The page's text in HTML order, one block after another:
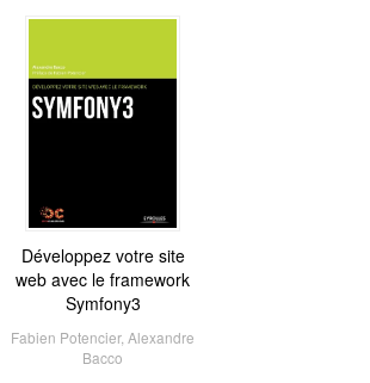
Développez votre site
web avec le framework
Symfony3
Fabien Potencier, Alexandre
Bacco